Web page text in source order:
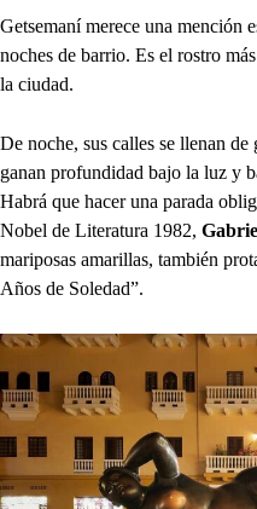
Getsemaní merece una mención
noches de barrio. Es el rostro
la ciudad.
De noche, sus calles se llenan
ganan profundidad bajo la luz y
Habrá que hacer una parada
Nobel de Literatura 1982,
mariposas amarillas, también
Años de Soledad”.